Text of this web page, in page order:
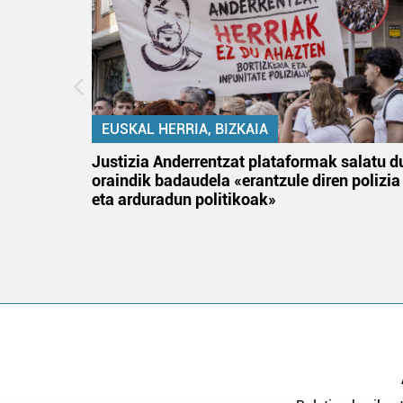
EUSKAL HERRIA, BIZKAIA
Justizia Anderrentzat plataformak salatu
oraindik badaudela «erantzule diren polizia
eta arduradun politikoak»